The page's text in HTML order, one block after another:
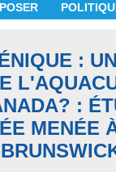
:
:
MENÉE